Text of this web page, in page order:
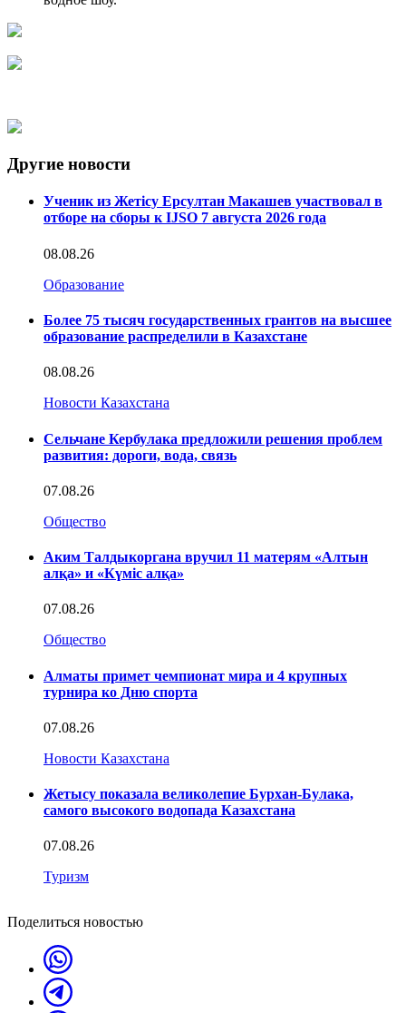
Другие новости
Ученик из Жетісу Ерсултан Макашев участвовал в
отборе на сборы к IJSO 7 августа 2026 года
08.08.26
Образование
Более 75 тысяч государственных грантов на высшее
образование распределили в Казахстане
08.08.26
Новости Казахстана
Сельчане Кербулака предложили решения проблем
развития: дороги, вода, связь
07.08.26
Общество
Аким Талдыкоргана вручил 11 матерям «Алтын
алқа» и «Күміс алқа»
07.08.26
Общество
Алматы примет чемпионат мира и 4 крупных
турнира ко Дню спорта
07.08.26
Новости Казахстана
Жетысу показала великолепие Бурхан-Булака,
самого высокого водопада Казахстана
07.08.26
Туризм
Поделиться новостью